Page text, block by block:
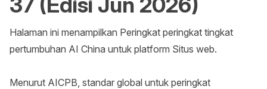
Halaman ini menampilkan Peringkat peringkat tingkat
pertumbuhan AI China untuk platform Situs web.
Menurut AICPB, standar global untuk peringkat